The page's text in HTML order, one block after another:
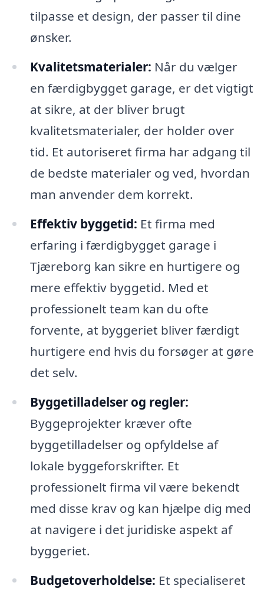
tilpasse et design, der passer til dine
ønsker.
Kvalitetsmaterialer: Når du vælger
en færdigbygget garage, er det vigtigt
at sikre, at der bliver brugt
kvalitetsmaterialer, der holder over
tid. Et autoriseret firma har adgang til
de bedste materialer og ved, hvordan
man anvender dem korrekt.
Effektiv byggetid: Et firma med
erfaring i færdigbygget garage i
Tjæreborg kan sikre en hurtigere og
mere effektiv byggetid. Med et
professionelt team kan du ofte
forvente, at byggeriet bliver færdigt
hurtigere end hvis du forsøger at gøre
det selv.
Byggetilladelser og regler:
Byggeprojekter kræver ofte
byggetilladelser og opfyldelse af
lokale byggeforskrifter. Et
professionelt firma vil være bekendt
med disse krav og kan hjælpe dig med
at navigere i det juridiske aspekt af
byggeriet.
Budgetoverholdelse: Et specialiseret